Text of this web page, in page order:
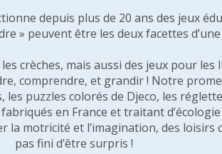
depuis plus de 20 ans des jeux
» peuvent être les deux facettes
crèches, mais aussi des jeux pour
comprendre, et grandir ! Notre
les puzzles colorés de Djeco, les
en France et traitant
motricité et l’imagination, des
pas fini d’être surpris !